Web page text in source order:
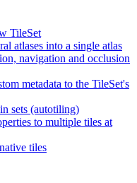
TileSet
atlases into a single atlas
navigation and occlusion
metadata to the TileSet's
sets (autotiling)
to multiple tiles at
tiles